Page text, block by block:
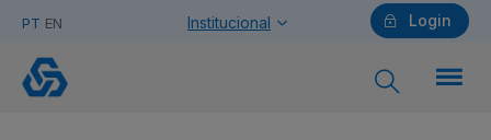
PT EN Login
Institucional
Caixa
Ribeira'16: